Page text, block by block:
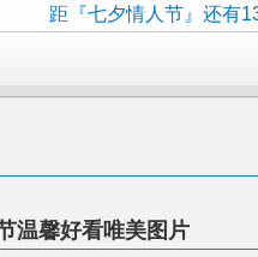
距『七夕情人节』还有
温馨好看唯美图片